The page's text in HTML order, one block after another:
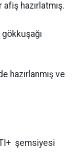
hazırlatmış.
hazırlanmış ve
şemsiyesi